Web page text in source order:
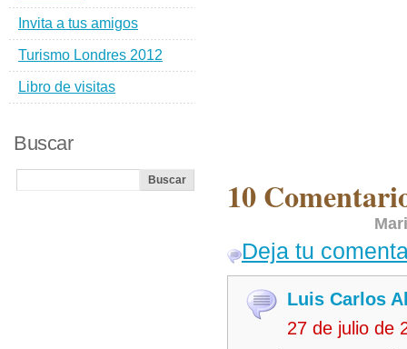
10
Deja tu
Luis Carlos
27 de julio de
Invita a tus amigos
Turismo Londres 2012
Libro de visitas
Buscar